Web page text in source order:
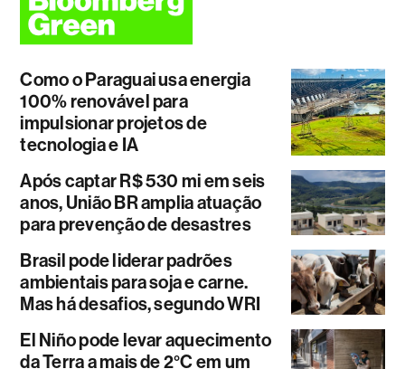
Como o Paraguai usa energia
100% renovável para
impulsionar projetos de
tecnologia e IA
Após captar R$ 530 mi em seis
anos, União BR amplia atuação
para prevenção de desastres
Brasil pode liderar padrões
ambientais para soja e carne.
Mas há desafios, segundo WRI
El Niño pode levar aquecimento
da Terra a mais de 2°C em um